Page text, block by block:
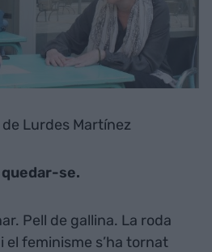
Lurdes Martínez
se.
Pell de gallina. La roda
el feminisme s’ha tornat